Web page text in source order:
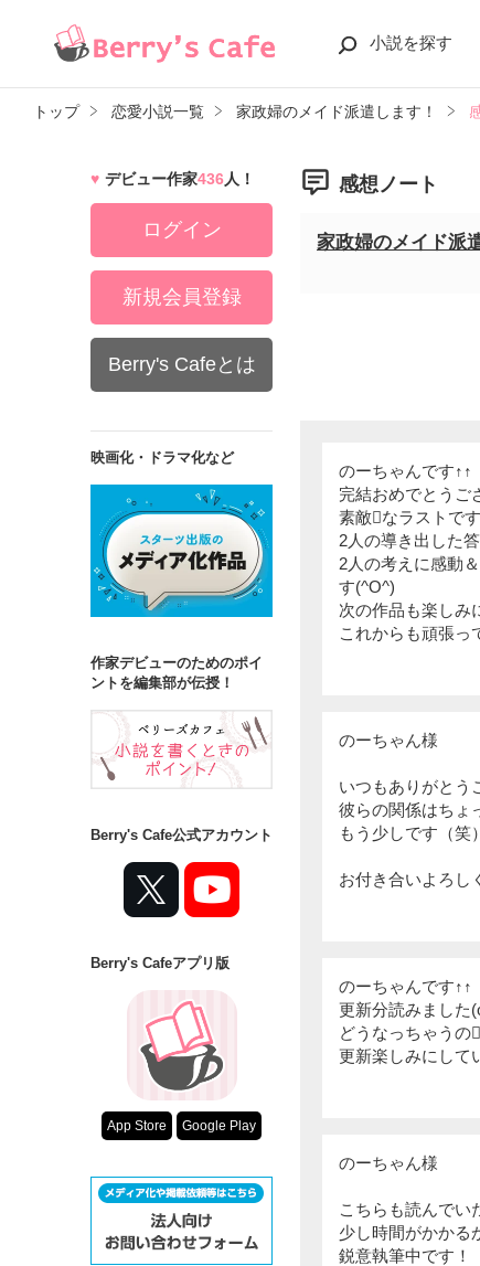
小説を探す
トップ 恋愛小説一覧 家政婦のメイド派遣します！
感想ノート
家政婦のメイド派
のーちゃんです↑↑
完結おめでとうご
素敵なラストで
2人の導き出した
2人の考えに感動
す(^O^)
次の作品も楽しみ
これからも頑張っ
のーちゃん様
いつもありがとう
彼らの関係はちょ
もう少しです（笑）
お付き合いよろし
のーちゃんです↑↑
更新分読みました
どうなっちゃうの
更新楽しみにして
のーちゃん様
こちらも読んでい
少し時間がかかる
鋭意執筆中です！
デビュー作家436人！
ログイン
新規会員登録
Berry's Cafeとは
映画化・ドラマ化など
作家デビューのためのポイ
ントを編集部が伝授！
Berry's Cafe公式アカウント
Berry's Cafeアプリ版
App Store Google Play